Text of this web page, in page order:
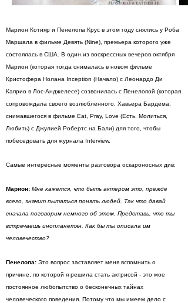
Марион Котияр и Пенелопа Крус в этом году снялись у Роба
Маршала в фильме Девять (Nine), премьера которого уже
состоялась в США. В один из воскрессных вечеров октября
Марион (которая тогда снималась в новом фильме
Кристофера Нолана Inception (Начало) с Леонардо Ди
Каприо в Лос-Анджелесе) созвонилась с Пенелопой (которая
сопровождала своего возлюбленного, Хавьера Бардема,
снимавшегося в фильме Eat, Pray, Love (Есть, Молиться,
Любить) с Джулией Робертс на Бали) для того, чтобы
побеседовать для журнала Interview.
Самые интересные моменты разговора оскароносных див:
Марион: Мне кажется, что быть актером это, прежде
всего, значит пытаться понять людей. Так что давай
сначала поговорим немного об этом. Представь, что ты
встречаешь инопланетян. Как бы ты описала им
человечество?
Пенелопа: Это вопрос заставляет меня вспомнить о
причине, по которой я решила стать актрисой - это мое
постоянное любопытство о бесконечных тайнах
человеческого поведения. Потому что мы имеем дело с